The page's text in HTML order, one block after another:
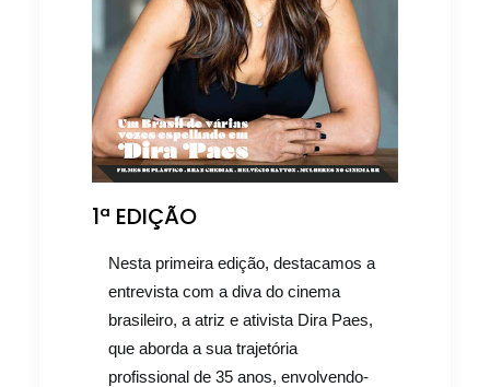
1ª EDIÇÃO
Nesta primeira edição, destacamos a
entrevista com a diva do cinema
brasileiro, a atriz e ativista Dira Paes,
que aborda a sua trajetória
profissional de 35 anos, envolvendo-